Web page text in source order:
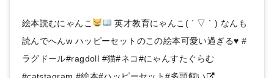
絵本読むにゃんこ
英才教育にゃんこ( ´ ▽ ` ) なんも
読んでへんw ハッピーセットのこの絵本可愛い過ぎる♥ #
ラグドール#ragdoll #猫#ネコ#にゃんすたぐらむ
#catstagram #絵本#ハッピーセット#多頭飼い